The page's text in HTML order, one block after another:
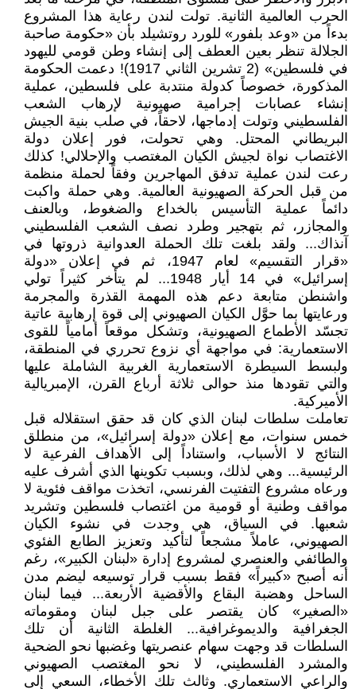
الحرب العالمية الثانية. تولت لندن رعاية هذا المشروع
بدءاً من «وعد بلفور» للورد روتشيلد بأن «حكومة صاحبة
الجلالة تنظر بعين العطف إلى إنشاء وطن قومي لليهود
في فلسطين» (2 تشرين الثاني 1917)! دعمت الحكومة
المذكورة، خصوصاً كدولة منتدبة على فلسطين، عملية
إنشاء عصابات إجرامية صهيونية لإرهاب الشعب
الفلسطيني وتولت إدماجها، لاحقاً، في صلب بنية الجيش
البريطاني المحتل. وهي تحولت، فور إعلان دولة
الاغتصاب نواة لجيش الكيان المغتصب والإحلالي! كذلك
رعت لندن عملية تدفق المهاجرين وفقاً لحملة منظمة
من قبل الحركة الصهيونية العالمية. وهي حملة واكبت
دائماً عملية التأسيس بالخداع والضغوط، وبالعنف
والمجازر، ثم بتهجير وطرد نصف الشعب الفلسطيني
آنذاك... ولقد بلغت تلك الحملة العدوانية ذروتها في
«قرار التقسيم» لعام 1947، ثم في إعلان «دولة
إسرائيل» في 14 أيار 1948... لم يتأخر كثيراً تولي
واشنطن متابعة دعم هذه المهمة القذرة والمجرمة
ورعايتها بما حوَّل الكيان الصهيوني إلى قوة إرهابية عاتية
تجسّد الأطماع الصهيونية، وتشكل موقعاً أمامياً للقوى
الاستعمارية: في مواجهة أي نزوع تحرري في المنطقة،
ولبسط السيطرة الاستعمارية الغربية الشاملة عليها
والتي تقودها منذ حوالى ثلاثة أرباع القرن، الإمبريالية
الأميركية.
تعاملت سلطات لبنان الذي كان قد حقق استقلاله قبل
خمس سنوات، مع إعلان «دولة إسرائيل»، من منطلق
النتائج لا الأسباب، واستناداً إلى الأهداف الفرعية لا
الرئيسية... وهي لذلك، وبسبب تكوينها الذي أشرف عليه
ورعاه مشروع التفتيت الفرنسي، اتخذت مواقف فئوية لا
مواقف وطنية أو قومية من اغتصاب فلسطين وتشريد
شعبها. في السياق، هي وجدت في نشوء الكيان
الصهيوني، عاملاً مشجعاً لتأكيد وتعزيز الطابع الفئوي
والطائفي والعنصري لمشروع إدارة «لبنان الكبير»، رغم
أنه أصبح «كبيراً» فقط بسبب قرار توسيعه ليضم مدن
الساحل وهضبة البقاع والأقضية الأربعة... فيما لبنان
«الصغير» كان يقتصر على جبل لبنان ومقوماته
الجغرافية والديموغرافية... الغلطة الثانية أن تلك
السلطات قد وجهت سهام عنصريتها وغضبها نحو الضحية
والمشرد الفلسطيني، لا نحو المغتصب الصهيوني
والراعي الاستعماري. وثالث تلك الأخطاء، السعي إلى